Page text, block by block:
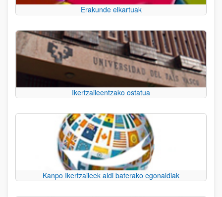
Erakunde elkartuak
Ikertzaileentzako ostatua
Kanpo Ikertzaileek aldi baterako egonaldiak